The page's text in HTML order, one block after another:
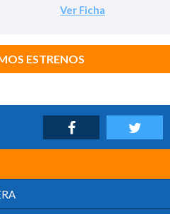
Ver Ficha
ESTRENOS